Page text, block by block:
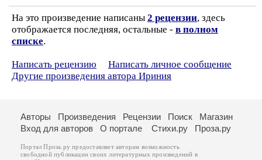
На это произведение написаны 2 рецензии, здесь
отображается последняя, остальные - в полном
списке.
Написать рецензию
Написать личное сообщение
Другие произведения автора Ириния
Авторы Произведения Рецензии Поиск
Магазин
Вход для авторов
О портале Стихи.ру Проза.ру
Портал Проза.ру предоставляет авторам возможность
свободной публикации своих литературных произведений в